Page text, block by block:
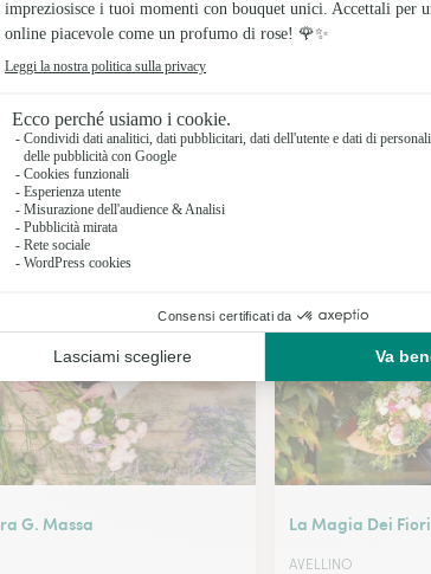
G. Massa La Magia Dei
AVELLINO